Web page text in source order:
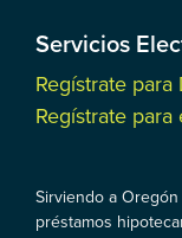
Servicios
Regístrate
Regístrate
Sirviendo a
préstamos